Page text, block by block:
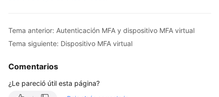
seguridad
de
Tema anterior: Autenticación MFA y dispositivo MFA virtual
Tema siguiente: Dispositivo MFA virtual
Comentarios
¿Le pareció útil esta página?